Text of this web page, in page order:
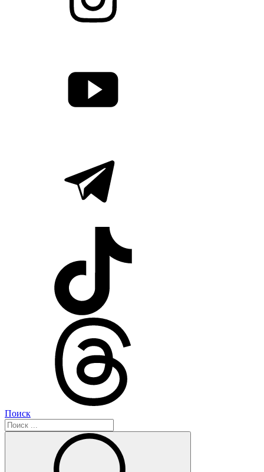
Поиск